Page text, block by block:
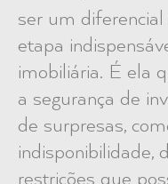
ser um
etapa
imobiliária. É ela
a segurança de
de surpresas,
indisponibilidade,
restrições que